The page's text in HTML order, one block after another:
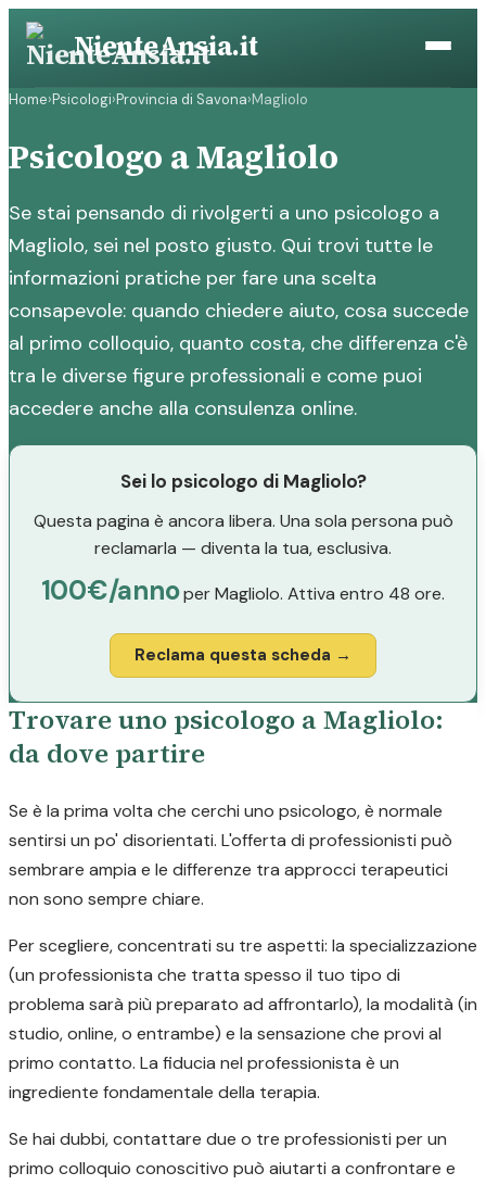
Vai
contenuto
NienteAnsia.it
Home›Psicologi›Provincia di Savona›Magliolo
Psicologo a Magliolo
Se stai pensando di rivolgerti a uno psicologo a
Magliolo, sei nel posto giusto. Qui trovi tutte le
informazioni pratiche per fare una scelta
consapevole: quando chiedere aiuto, cosa succede
al primo colloquio, quanto costa, che differenza c'è
tra le diverse figure professionali e come puoi
accedere anche alla consulenza online.
Sei lo psicologo di Magliolo?
Questa pagina è ancora libera. Una sola persona può
reclamarla — diventa la tua, esclusiva.
100€/annoper Magliolo. Attiva entro 48 ore.
Reclama questa scheda →
Trovare uno psicologo a Magliolo:
da dove partire
Se è la prima volta che cerchi uno psicologo, è normale
sentirsi un po' disorientati. L'offerta di professionisti può
sembrare ampia e le differenze tra approcci terapeutici
non sono sempre chiare.
Per scegliere, concentrati su tre aspetti: la specializzazione
(un professionista che tratta spesso il tuo tipo di
problema sarà più preparato ad affrontarlo), la modalità (in
studio, online, o entrambe) e la sensazione che provi al
primo contatto. La fiducia nel professionista è un
ingrediente fondamentale della terapia.
Se hai dubbi, contattare due o tre professionisti per un
primo colloquio conoscitivo può aiutarti a confrontare e